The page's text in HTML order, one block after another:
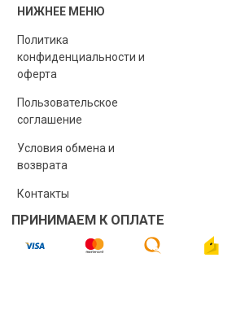
НИЖНЕЕ МЕНЮ
Политика
конфиденциальности и
оферта
Пользовательское
соглашение
Условия обмена и
возврата
Контакты
ПРИНИМАЕМ К ОПЛАТЕ